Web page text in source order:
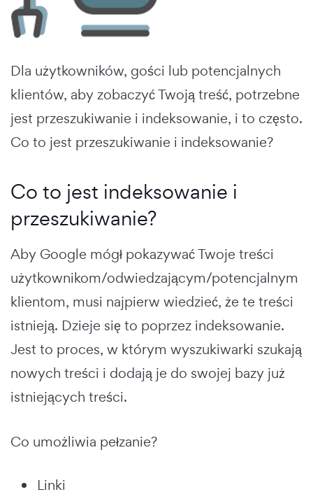
Dla użytkowników, gości lub potencjalnych
klientów, aby zobaczyć Twoją treść, potrzebne
jest przeszukiwanie i indeksowanie, i to często.
Co to jest przeszukiwanie i indeksowanie?
Co to jest indeksowanie i
przeszukiwanie?
Aby Google mógł pokazywać Twoje treści
użytkownikom/odwiedzającym/potencjalnym
klientom, musi najpierw wiedzieć, że te treści
istnieją. Dzieje się to poprzez indeksowanie.
Jest to proces, w którym wyszukiwarki szukają
nowych treści i dodają je do swojej bazy już
istniejących treści.
Co umożliwia pełzanie?
Linki